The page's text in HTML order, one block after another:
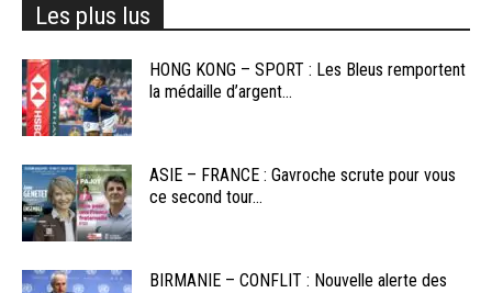
Les plus lus
HONG KONG – SPORT : Les Bleus remportent
la médaille d’argent...
ASIE – FRANCE : Gavroche scrute pour vous
ce second tour...
BIRMANIE – CONFLIT : Nouvelle alerte des